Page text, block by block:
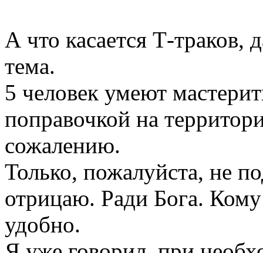
А что касается Т-траков,
тема.
5 человек умеют
поправочкой на
сожалению.
Только, пожалуйста, не
отрицаю. Ради Бога.
удобно.